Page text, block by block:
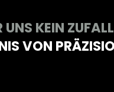
UNS KEIN
VON